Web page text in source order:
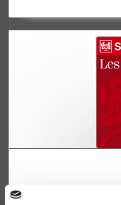
Jean-Baptiste Duroselle